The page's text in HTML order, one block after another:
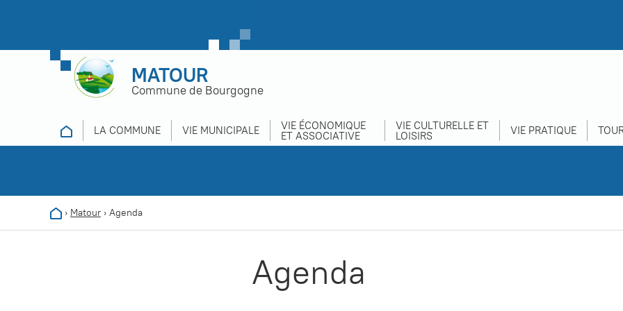
MATOUR
Commune de Bourgogne
LA COMMUNE VIE MUNICIPALE VIE ÉCONOMIQUE
ET ASSOCIATIVE
VIE CULTURELLE ET
LOISIRS VIE PRATIQUE
› Matour › Agenda
Agenda